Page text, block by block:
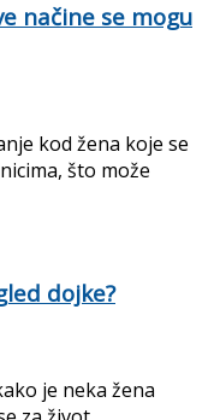
načine se mogu
kod žena koje se
što može
dojke?
je neka žena